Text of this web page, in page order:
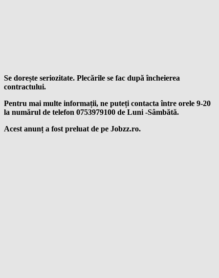
Se dorește seriozitate. Plecările se fac după încheierea
contractului.
Pentru mai multe informații, ne puteți contacta între orele 9-20
la numărul de telefon 0753979100 de Luni -Sâmbătă.
Acest anunț a fost preluat de pe Jobzz.ro.